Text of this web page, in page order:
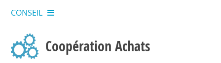
CONSEIL
Coopération Achats